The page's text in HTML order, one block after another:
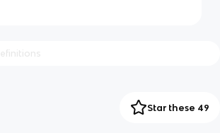
Star these 49